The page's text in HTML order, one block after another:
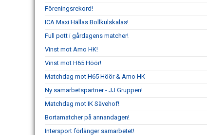
Föreningsrekord!
ICA Maxi Hällas Bollkulskalas!
Full pott i gårdagens matcher!
Vinst mot Amo HK!
Vinst mot H65 Höör!
Matchdag mot H65 Höör & Amo HK
Ny samarbetspartner - JJ Gruppen!
Matchdag mot IK Sävehof!
Bortamatcher på annandagen!
Intersport förlänger samarbetet!